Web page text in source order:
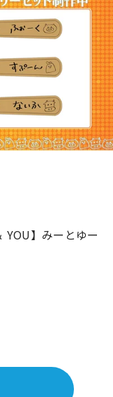
YOU】みーとゆー